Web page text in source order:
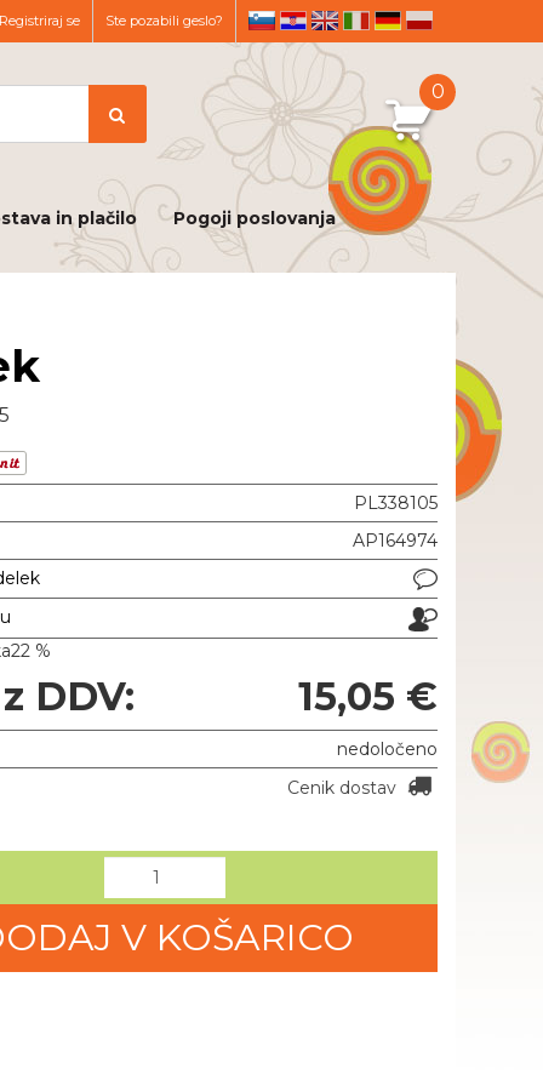
sl hr en de pl
Registriraj se Ste pozabili geslo?
0
in plačilo Pogoji poslovanja
PL338105
AP164974
22 %
DDV: 15,05 €
nedoločeno
Cenik dostav
V KOŠARICO